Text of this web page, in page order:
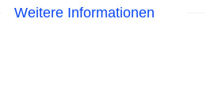
Weitere Informationen